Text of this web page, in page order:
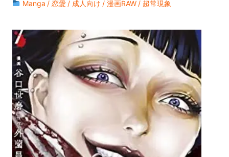
ワンピース (Raw – Free) 【第1121話】
ワンピース (Raw – Free) 【第1120話】
ワンピース (Raw – Free) 【第1119話】
ワンピース (Raw – Free) 【第1118話】
ワンピース (Raw – Free) 【第1117話】
ワンピース (Raw – Free) 【第1116話】
ワンピース (Raw – Free) 【第1115話】
Manga 恋愛 成人向け 漫画RAW 超常現象